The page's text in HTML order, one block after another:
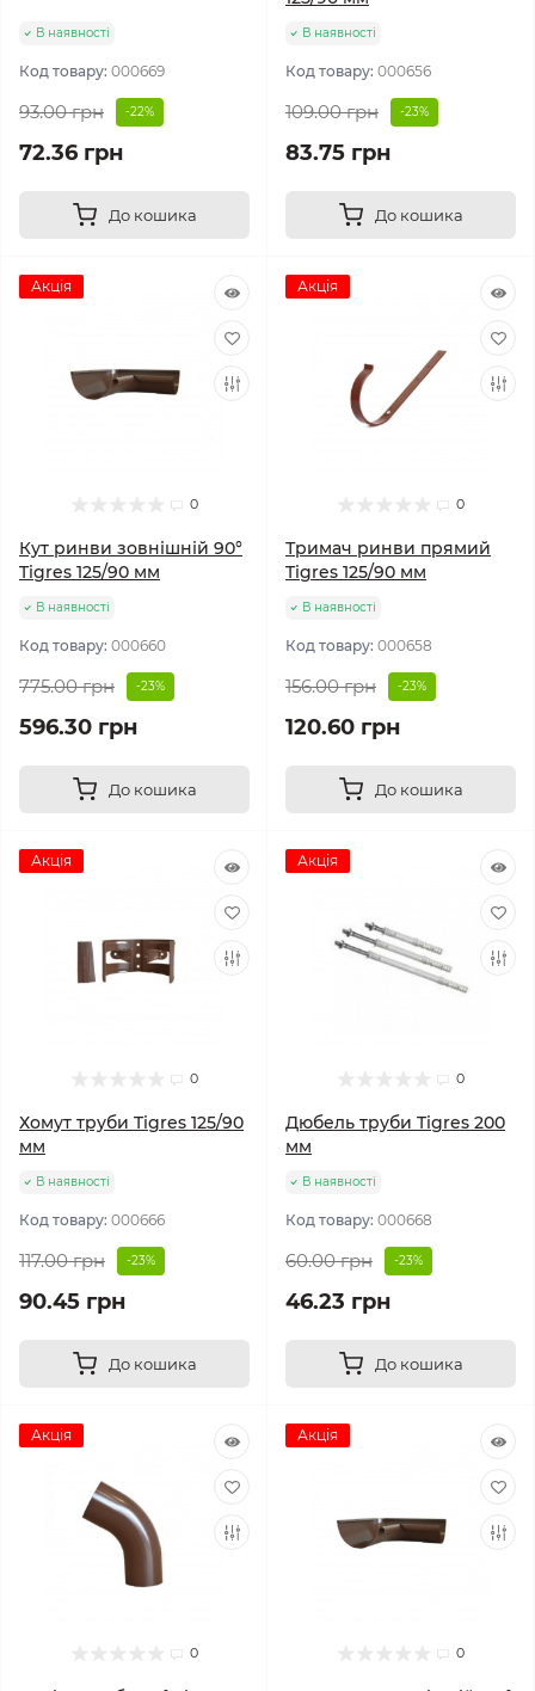
В наявності
Код товару: 000669
93.00 грн -22%
72.36 грн
До кошика
В наявності
Код товару: 000656
109.00 грн -23%
83.75 грн
До кошика
Акція
0
Кут ринви зовнішній 90°
Tigres 125/90 мм
В наявності
Код товару: 000660
775.00 грн -23%
596.30 грн
До кошика
Акція
0
Тримач ринви прямий
Tigres 125/90 мм
В наявності
Код товару: 000658
156.00 грн -23%
120.60 грн
До кошика
Акція
0
Хомут труби Tigres 125/90
мм
В наявності
Код товару: 000666
117.00 грн -23%
90.45 грн
До кошика
Акція
0
Дюбель труби Tigres 200
мм
В наявності
Код товару: 000668
60.00 грн -23%
46.23 грн
До кошика
Акція
0
Акція
0